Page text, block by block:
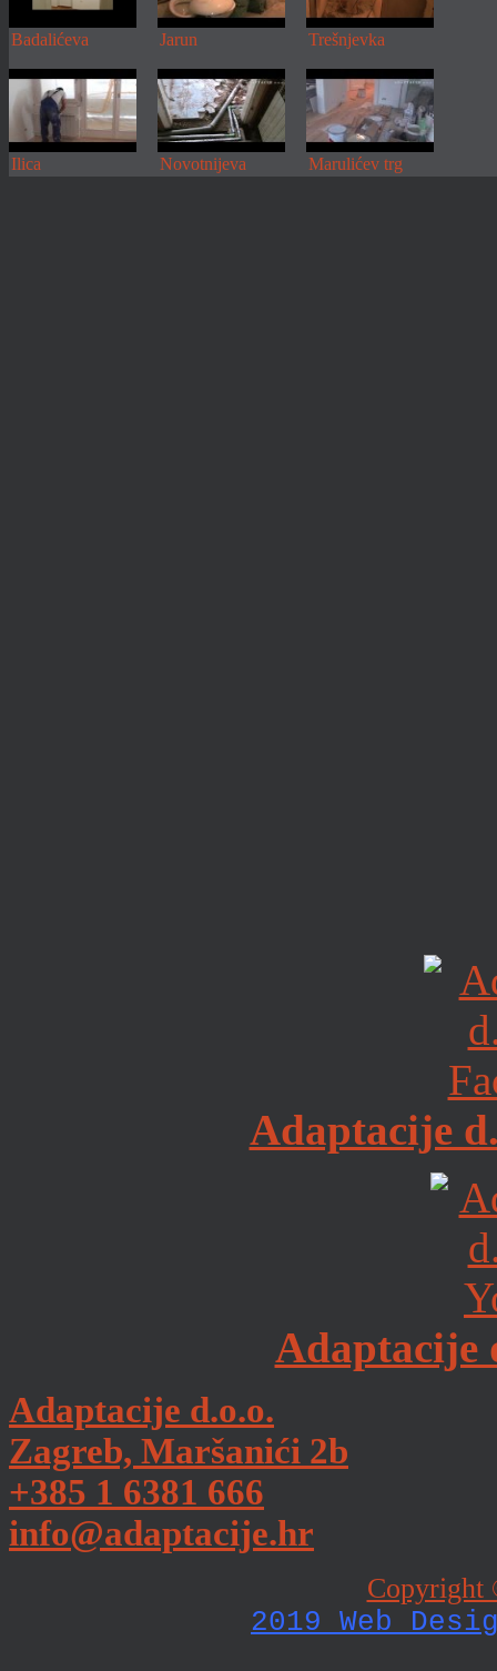
Badalićeva Jarun Trešnjevka
Ilica Novotnijeva Marulićev trg
Adaptacije
Adaptacije
Adaptacije d.o.o.
Zagreb, Maršanići 2b
+385 1 6381 666
info@adaptacije.hr
Copyright
2019 Web